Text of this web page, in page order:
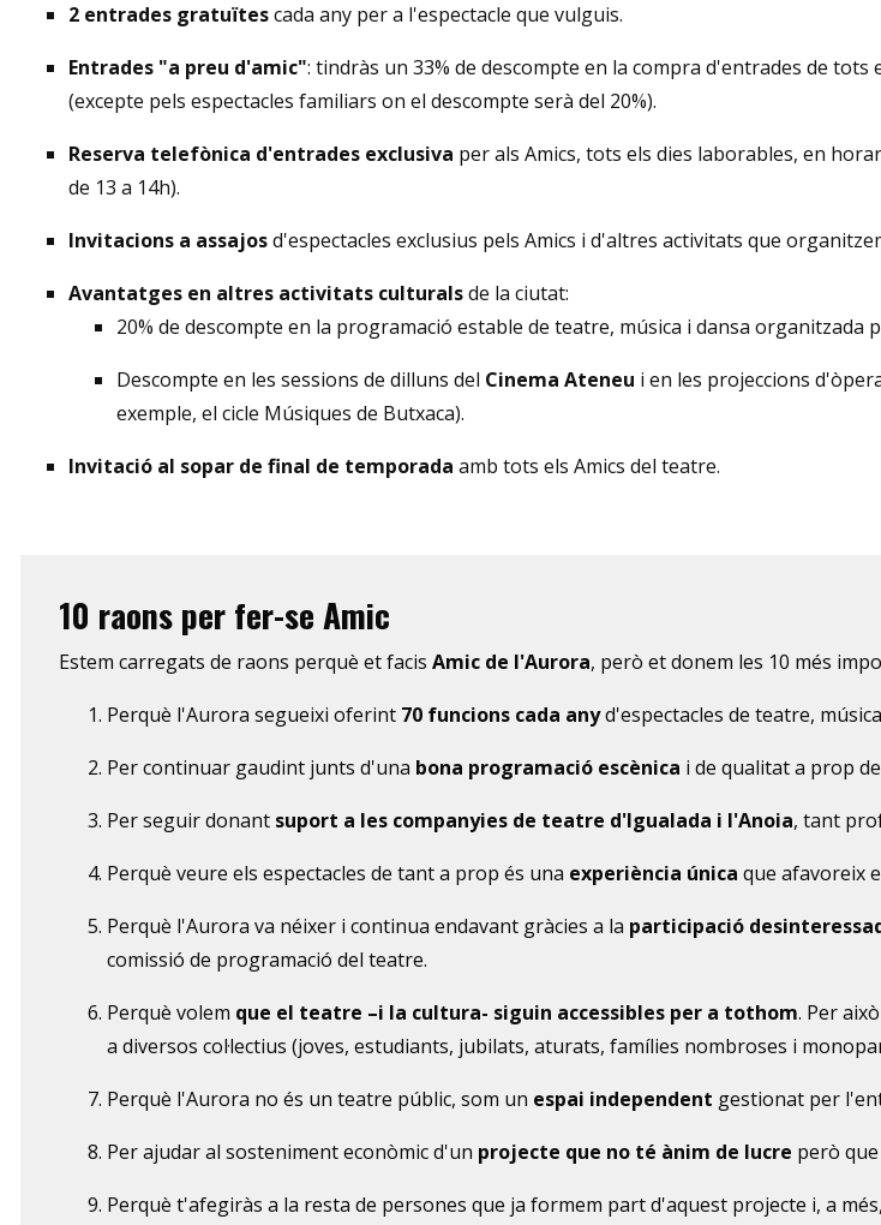
2 entrades gratuïtescada any per a l'espectacle que vulguis.
Entrades "a preu d'amic": tindràs un 33% de descompte en la compra d'entrades de
(excepte pels espectacles familiars on el descompte serà del 20%).
Reserva telefònica d'entrades exclusiva per als Amics, tots els dies laborables, en
de 13 a 14h).
Invitacions a assajosd'espectacles exclusius pels Amics i d'altres activitats que
Avantatges en altres activitats culturalsde la ciutat:
20% de descompte en la programació estable de teatre, música i dansa organitzada
Descompte en les sessions de dilluns del Cinema Ateneu i en les projeccions
exemple, el cicle Músiques de Butxaca).
Invitació al sopar de final de temporada amb tots els Amics del teatre.
10 raons per fer-se Amic
Estem carregats de raons perquè et facis Amic de l'Aurora, però et donem les 10 més
Perquè l'Aurora segueixi oferint 70 funcions cada anyd'espectacles de teatre,
Per continuar gaudint junts d'una bona programació escènica i de qualitat a prop de
Per seguir donant suport a les companyies de teatre d'Igualada i l'Anoia, tant
Perquè veure els espectacles de tant a prop és una experiència única que afavoreix
Perquè l'Aurora va néixer i continua endavant gràcies a la participació
comissió de programació del teatre.
Perquè volem que el teatre –i la cultura- siguin accessibles per a tothom. Per
a diversos col·lectius (joves, estudiants, jubilats, aturats, famílies nombroses i
Perquè l'Aurora no és un teatre públic, som un espai independent gestionat per
Per ajudar al sosteniment econòmic d'un projecte que no té ànim de lucre però
Perquè t'afegiràs a la resta de persones que ja formem part d'aquest projecte i, a